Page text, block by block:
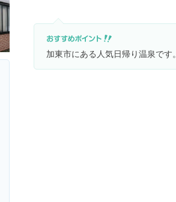
加東市にある人気日帰り温泉です。